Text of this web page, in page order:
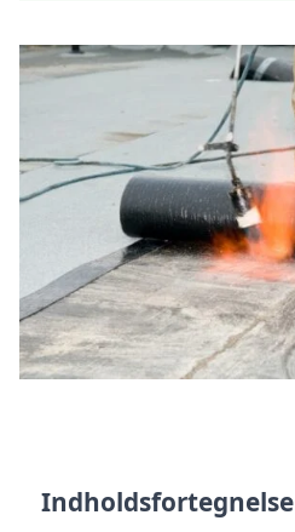
Indholdsfortegnelse